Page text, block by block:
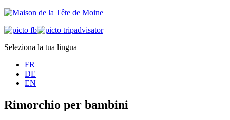
Seleziona la tua lingua
FR
DE
EN
Rimorchio per bambini